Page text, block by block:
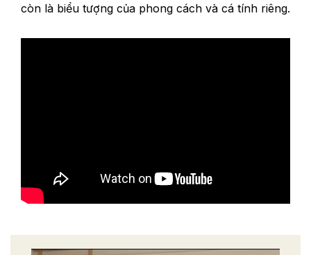
còn là biểu tượng của phong cách và cá tính riêng.